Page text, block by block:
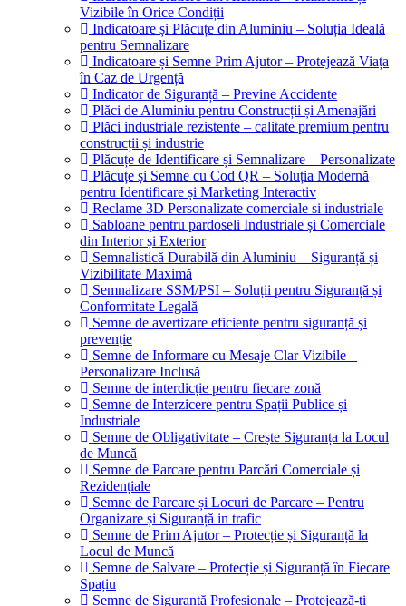
Vizibile în Orice Condiții
Indicatoare și Plăcuțe din Aluminiu – Soluția Ideală
pentru Semnalizare
Indicatoare și Semne Prim Ajutor – Protejează Viața
în Caz de Urgență
Indicator de Siguranță – Previne Accidente
Plăci de Aluminiu pentru Construcții și Amenajări
Plăci industriale rezistente – calitate premium pentru
construcții și industrie
Plăcuțe de Identificare și Semnalizare – Personalizate
Plăcuțe și Semne cu Cod QR – Soluția Modernă
pentru Identificare și Marketing Interactiv
Reclame 3D Personalizate comerciale si industriale
Sabloane pentru pardoseli Industriale și Comerciale
din Interior și Exterior
Semnalistică Durabilă din Aluminiu – Siguranță și
Vizibilitate Maximă
Semnalizare SSM/PSI – Soluții pentru Siguranță și
Conformitate Legală
Semne de avertizare eficiente pentru siguranță și
prevenție
Semne de Informare cu Mesaje Clar Vizibile –
Personalizare Inclusă
Semne de interdicție pentru fiecare zonă
Semne de Interzicere pentru Spații Publice și
Industriale
Semne de Obligativitate – Crește Siguranța la Locul
de Muncă
Semne de Parcare pentru Parcări Comerciale și
Rezidențiale
Semne de Parcare și Locuri de Parcare – Pentru
Organizare și Siguranță in trafic
Semne de Prim Ajutor – Protecție și Siguranță la
Locul de Muncă
Semne de Salvare – Protecție și Siguranță în Fiecare
Spațiu
Semne de Siguranță Profesionale – Protejează-ți